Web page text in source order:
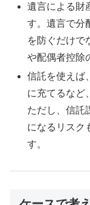
遺言による財
す。遺言で分
を防ぐだけで
や配偶者控除
信託を使えば
に充てるなど
ただし、信託
になるリスク
す。